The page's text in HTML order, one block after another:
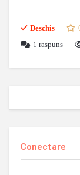
Deschis
1 raspuns
Conectare